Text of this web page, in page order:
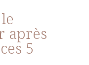
après
5